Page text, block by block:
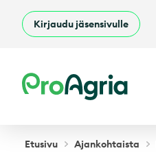
Kirjaudu jäsensivulle
ProAgria
Etusivu Ajankohtaista